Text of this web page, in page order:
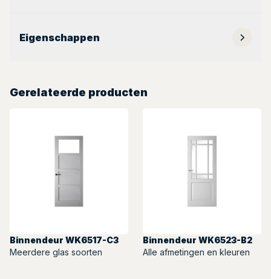
Eigenschappen
Gerelateerde producten
Binnendeur WK6517-C3
Meerdere glas soorten
Binnendeur WK6523-B2
Alle afmetingen en kleuren